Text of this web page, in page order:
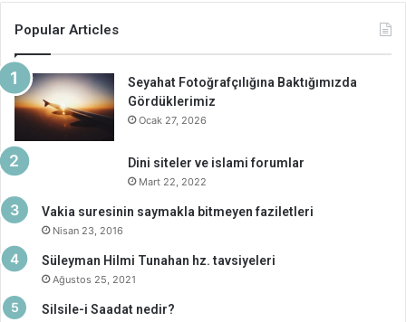
Popular Articles
Seyahat Fotoğrafçılığına Baktığımızda
Gördüklerimiz
Ocak 27, 2026
Dini siteler ve islami forumlar
Mart 22, 2022
Vakia suresinin saymakla bitmeyen faziletleri
Nisan 23, 2016
Süleyman Hilmi Tunahan hz. tavsiyeleri
Ağustos 25, 2021
Silsile-i Saadat nedir?